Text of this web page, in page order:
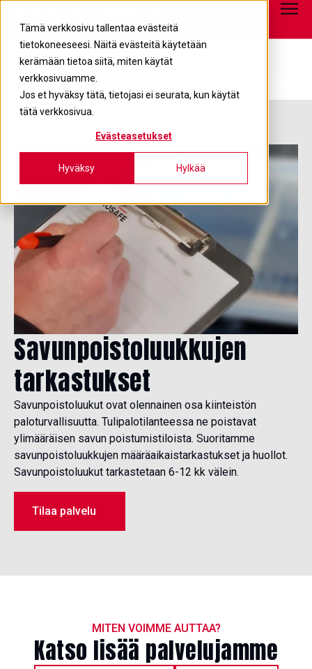
Tämä verkkosivu tallentaa evästeitä
tietokoneeseesi. Näitä evästeitä käytetään
kerämään tietoa siitä, miten käytät
verkkosivuamme.
Jos et hyväksy tätä, tietojasi ei seurata, kun käytät
tätä verkkosivua.
Evästeasetukset
Hyväksy Hylkää
05 680 7700
Savunpoistoluukkujen
tarkastukset
Savunpoistoluukut ovat olennainen osa kiinteistön
paloturvallisuutta. Tulipalotilanteessa ne poistavat
ylimääräisen savun poistumistiloista. Suoritamme
savunpoistoluukkujen määräaikaistarkastukset ja huollot.
Savunpoistoluukut tarkastetaan 6-12 kk välein.
Tilaa palvelu
MITEN VOIMME AUTTAA?
Katso lisää palvelujamme